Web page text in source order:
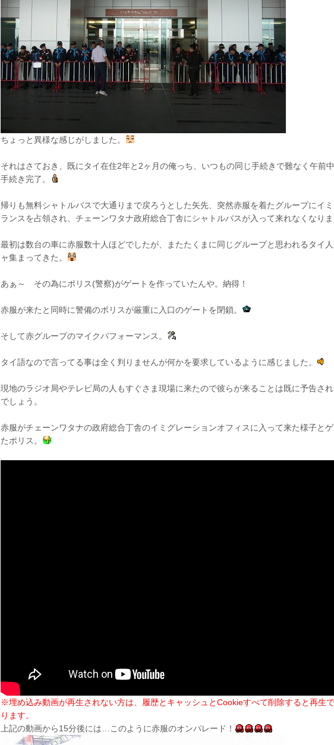
ちょっと異様な感じがしました。
それはさておき、既にタイ在住2年と2ヶ月の俺っち、いつもの同じ手続きで難なく午前
手続き完了。
帰りも無料シャトルバスで大通りまで戻ろうとした矢先、突然赤服を着たグループにイ
ランスを占領され、チェーンワタナ政府総合丁舎にシャトルバスが入って来れなくなりま
最初は数台の車に赤服数十人ほどでしたが、またたくまに同じグループと思われるタイ
ャ集まってきた。
あぁ～ その為にポリス(警察)がゲートを作っていたんや。納得！
赤服が来たと同時に警備のポリスが厳重に入口のゲートを閉鎖。
そして赤グループのマイクパフォーマンス。
タイ語なので言ってる事は全く判りませんが何かを要求しているように感じました。
現地のラジオ局やテレビ局の人もすぐさま現場に来たので彼らが来ることは既に予告さ
でしょう。
赤服がチェーンワタナの政府総合丁舎のイミグレーションオフィスに入って来た様子と
たポリス。
※埋め込み動画が再生されない方は、履歴とキャッシュとCookieすべて削除すると再生
ります。
上記の動画から15分後には…このように赤服のオンパレード！